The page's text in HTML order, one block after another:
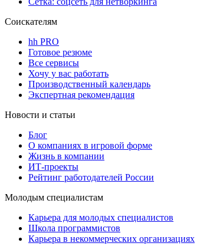
Соискателям
hh PRO
Готовое резюме
Все сервисы
Хочу у вас работать
Производственный календарь
Экспертная рекомендация
Новости и статьи
Блог
О компаниях в игровой форме
Жизнь в компании
ИТ-проекты
Рейтинг работодателей России
Молодым специалистам
Карьера для молодых специалистов
Школа программистов
Карьера в некоммерческих организациях